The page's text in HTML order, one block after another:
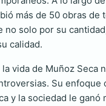
más de 50 obras de
no solo por su
calidad.
vida de Muñoz Seca
Su enfoque
y la sociedad le ganó